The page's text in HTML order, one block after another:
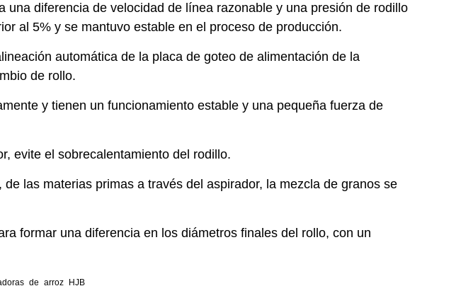
diferencia de velocidad de línea razonable y una presión de rodillo
al 5% y se mantuvo estable en el proceso de producción.
automática de la placa de goteo de alimentación de la
de rollo.
y tienen un funcionamiento estable y una pequeña fuerza de
evite el sobrecalentamiento del rodillo.
las materias primas a través del aspirador, la mezcla de granos se
formar una diferencia en los diámetros finales del rollo, con un